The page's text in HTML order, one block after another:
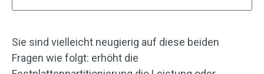
Sie sind vielleicht neugierig auf diese beiden
Fragen wie folgt: erhöht die